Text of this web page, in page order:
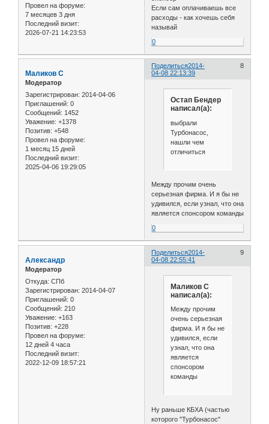
Провел на форуме:
7 месяцев 3 дня
Последний визит:
2026-07-21 14:23:53
Если сам оплачиваешь все
расходы - как хочешь себя
называй
0
Поделиться 8
2014-
04-08 22:13:39
Маликов С
Модератор
Зарегистрирован: 2014-04-06
Приглашений: 0
Сообщений: 1452
Уважение: +1378
Позитив: +548
Провел на форуме:
1 месяц 15 дней
Последний визит:
2025-04-06 19:29:05
Остап Бендер
написал(а):
выбрали
Турбонасос,
нашли чем
отличиться
Между прочим очень
серьезная фирма. И я бы не
удивился, если узнал, что она
является спонсором команды
0
Поделиться 9
2014-
04-08 22:55:41
Александр
Модератор
Откуда: СПб
Зарегистрирован: 2014-04-07
Приглашений: 0
Сообщений: 210
Уважение: +163
Позитив: +228
Провел на форуме:
12 дней 4 часа
Последний визит:
2022-12-09 18:57:21
Маликов С
написал(а):
Между прочим
очень серьезная
фирма. И я бы не
удивился, если
узнал, что она
является
спонсором
команды
Ну раньше КБХА (частью
которого "Турбонасос"